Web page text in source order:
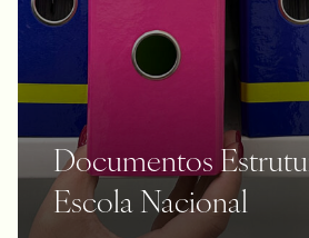
Documentos
Escola Nacional